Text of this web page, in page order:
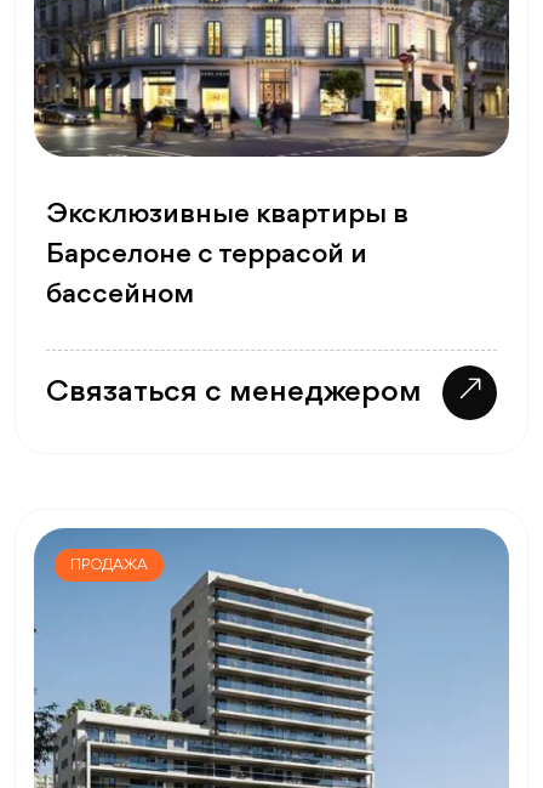
Эксклюзивные квартиры в
Барселоне с террасой и
бассейном
Связаться с менеджером
ПРОДАЖА